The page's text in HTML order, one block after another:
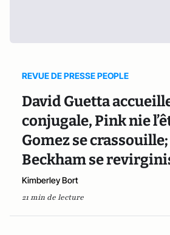
REVUE DE PRESSE PEOPLE
David Guetta
conjugale, Pink nie
Gomez se
Beckham se
Kimberley Bort
21 min de lecture